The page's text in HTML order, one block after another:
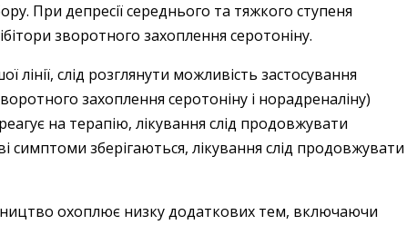
При депресії середнього та тяжкого ступеня
зворотного захоплення серотоніну.
слід розглянути можливість застосування
захоплення серотоніну і норадреналіну)
на терапію, лікування слід продовжувати
зберігаються, лікування слід продовжувати
охоплює низку додаткових тем, включаючи